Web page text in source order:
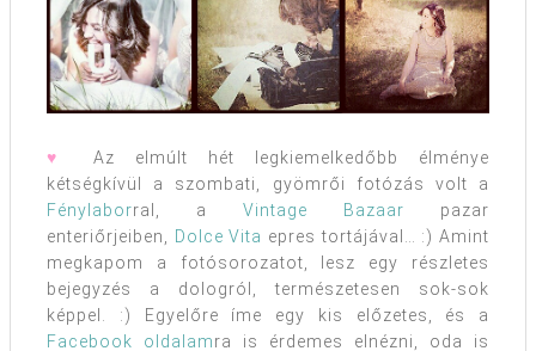
♥
Az elmúlt hét legkiemelkedőbb élménye
kétségkívül a szombati, gyömrői fotózás volt a
Fénylaborral, a Vintage Bazaar pazar
enteriőrjeiben, Dolce Vita epres tortájával… :) Amint
megkapom a fotósorozatot, lesz egy részletes
bejegyzés a dologról, természetesen sok-sok
képpel. :) Egyelőre íme egy kis előzetes, és a
Facebook oldalamra is érdemes elnézni, oda is